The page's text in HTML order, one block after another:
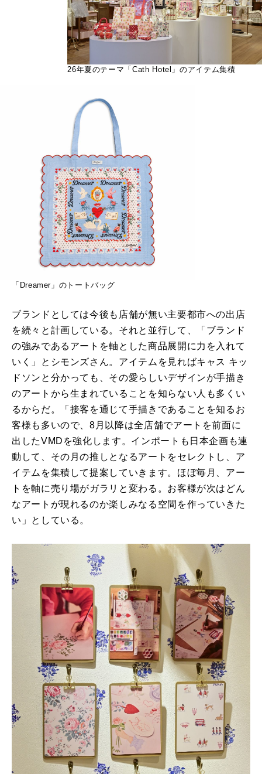
26年夏のテーマ「Cath Hotel」のアイテム集積
「Dreamer」のトートバッグ
ブランドとしては今後も店舗が無い主要都市への出店
を続々と計画している。それと並行して、「ブランド
の強みであるアートを軸とした商品展開に力を入れて
いく」とシモンズさん。アイテムを見ればキャス キッ
ドソンと分かっても、その愛らしいデザインが手描き
のアートから生まれていることを知らない人も多くい
るからだ。「接客を通じて手描きであることを知るお
客様も多いので、8月以降は全店舗でアートを前面に
出したVMDを強化します。インポートも日本企画も連
動して、その月の推しとなるアートをセレクトし、ア
イテムを集積して提案していきます。ほぼ毎月、アー
トを軸に売り場がガラリと変わる。お客様が次はどん
なアートが現れるのか楽しみなる空間を作っていきた
い」としている。